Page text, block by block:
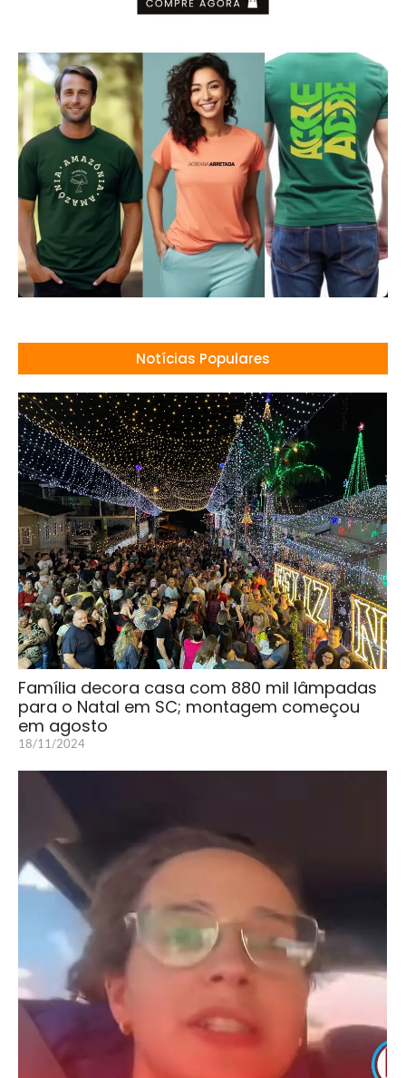
Notícias Populares
Família decora casa com 880 mil lâmpadas
para o Natal em SC; montagem começou
em agosto
18/11/2024